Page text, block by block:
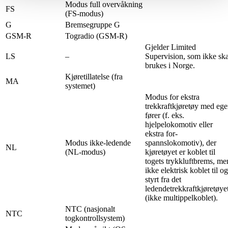
FS
Modus full overvåkning
(FS-modus)
G
Bremsegruppe G
GSM-R
Togradio (GSM-R)
LS –
Gjelder Limited
Supervision, som ikke
brukes i Norge.
MA
Kjøretillatelse (fra
systemet)
NL
Modus ikke-ledende
(NL-modus)
Modus for ekstra
trekkraftkjøretøy med
fører (f. eks.
hjelpelokomotiv eller
ekstra for-
spannslokomotiv), der
kjøretøyet er koblet til
togets trykkluftbrems,
ikke elektrisk koblet til og
styrt fra det
(ikke multippelkoblet).
NTC
NTC (nasjonalt
togkontrollsystem)